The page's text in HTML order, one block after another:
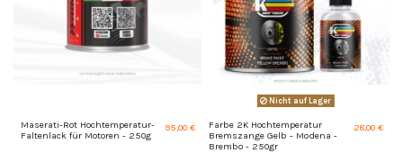
Maserati-Rot Hochtemperatur-
Faltenlack für Motoren - 250g
95,00 €
Nicht auf Lager
Farbe 2K Hochtemperatur
Bremszange Gelb - Modena -
Brembo - 250gr
28,00 €